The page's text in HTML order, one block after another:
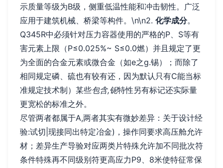
示质量等级为B级，侧重低温性能和冲击韧性。广泛
应用于建筑机械、桥梁等构件。\n\n2. 化学成分。
Q345R中必须针对压力容器使用的严格的P、S等有
害元素上限（P≤0.025%~ S≤0.0燃）并且规定了更
为全面的合金元素或微合金（如e之g.锡）；而除了
相同规定磷、硫也有较有还，因为默认只有C能当标
准规定技术制）某些包含,铌特性另有标记还实际量
更宽松的标准之外。
尽管两者都属于A,两者其实有微妙差异：关于设计经
验:试切|现接同出特定冶金)，操作同要求高压舱允许
材；差异生产导验对应两类片特殊允许加不同批次符
条件特殊再不同级别符更高应力P9、8米使特征常保